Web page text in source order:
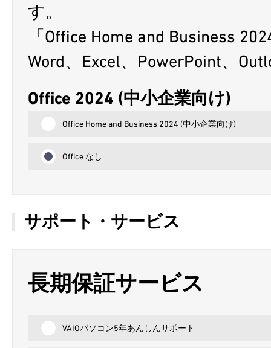
す。
「Office Home and Business
Word、Excel、PowerPoint、
Office 2024 (中小企業向け)
Office Home and Business 2024 (中小企業向け)
Office なし
サポート・サービス
長期保証サービス
VAIOパソコン5年あんしんサポート